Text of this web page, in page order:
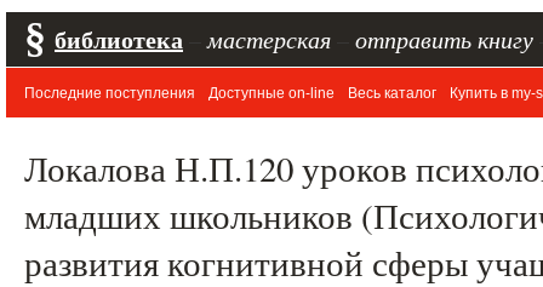
§ библиотека мастерская отправить книгу
Последние поступления Доступные on-line Весь каталог Купить в my-
Локалова Н.П.120 уроков
младших школьников
развития когнитивной сферы